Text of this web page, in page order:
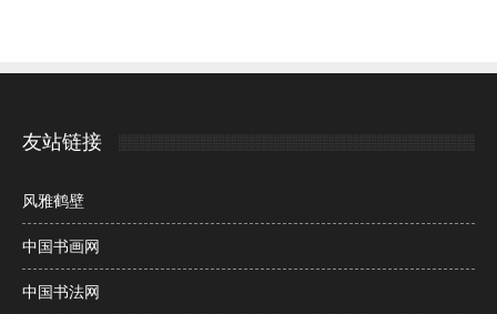
友站链接
风雅鹤壁
中国书画网
中国书法网